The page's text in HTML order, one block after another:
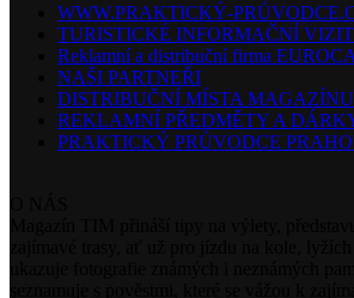
WWW.PRAKTICKÝ-
TURISTICKÉ INFORMAČNÍ
Reklamní a distribuční firma
NAŠI PARTNEŘI
DISTRIBUČNÍ MÍSTA
REKLAMNÍ PŘEDMĚTY A DÁRKY
PRAKTICKÝ PRŮVODCE